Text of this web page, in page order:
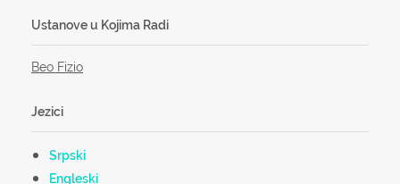
Ustanove u Kojima Radi
Beo Fizio
Jezici
Srpski
Engleski